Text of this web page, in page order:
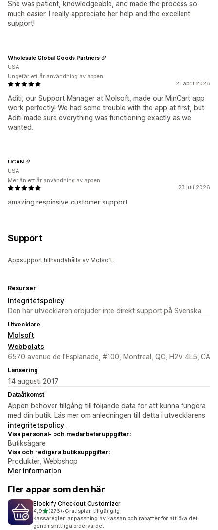
She was patient, knowledgeable, and made the process so
much easier. I really appreciate her help and the excellent
support!
21 april 2026
Aditi, our Support Manager at Molsoft, made our MinCart app
work perfectly! We had some trouble with the app at first, but
Aditi made sure everything was functioning exactly as we
wanted.
Wholesale Global Goods Partners
USA
Ungefär ett år användning av appen
23 juli 2026
amazing respinsive customer support
UCAN
USA
Mer än ett år användning av appen
Support
Appsupport tillhandahålls av Molsoft.
Resurser
Integritetspolicy
Den här utvecklaren erbjuder inte direkt support på Svenska.
Utvecklare
Molsoft
Webbplats
6570 avenue de l’Esplanade, #100, Montreal, QC, H2V 4L5, CA
Lansering
14 augusti 2017
Dataåtkomst
Appen behöver tillgång till följande data för att kunna fungera
med din butik. Läs mer om anledningen till detta i utvecklarens
integritetspolicy .
Visa personal- och medarbetaruppgifter:
Butiksägare
Visa och redigera butiksuppgifter:
Produkter, Webbshop
Mer information
Fler appar som den här
Blockify Checkout Customizer
4,9av 5 stjärnor
(276)
276 recensioner totalt
•Gratisplan tillgänglig
Kassaregler, anpassning av kassan och rabatter för att öka det
genomsnittliga ordervärdet